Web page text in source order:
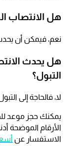
هل الانتصاب
نعم، فيمكن أن
هل يحدث
التبول؟
لا، فالحاجة إلى
يمكنك حجز موعد
الأرقام الموضحة
الاستفسار عن